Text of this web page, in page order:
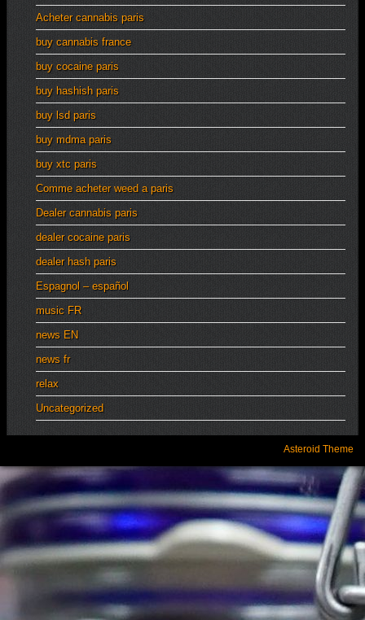
Acheter cannabis paris
buy cannabis france
buy cocaine paris
buy hashish paris
buy lsd paris
buy mdma paris
buy xtc paris
Comme acheter weed a paris
Dealer cannabis paris
dealer cocaine paris
dealer hash paris
Espagnol – español
music FR
news EN
news fr
relax
Uncategorized
Asteroid Theme